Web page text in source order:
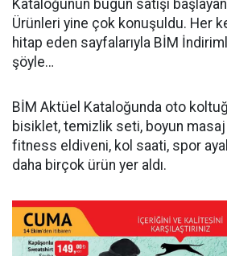
Kataloğunun bugün satışı
Ürünleri yine çok konuşuldu. Her
hitap eden sayfalarıyla BİM
şöyle…
BİM Aktüel Kataloğunda oto
bisiklet, temizlik seti, boyun
fitness eldiveni, kol saati, spor
daha birçok ürün yer aldı.